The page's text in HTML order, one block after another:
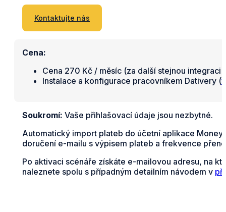
Kontaktujte nás
Cena:
Cena 270 Kč / měsíc (za další stejnou integraci
Instalace a konfigurace pracovníkem Dativery (
Soukromí: Vaše přihlašovací údaje jsou nezbytné.
Automatický import plateb do účetní aplikace
doručení e-mailu s výpisem plateb a frekvence
Po aktivaci scénáře získáte e-mailovou adresu, na
naleznete spolu s případným detailním návodem v